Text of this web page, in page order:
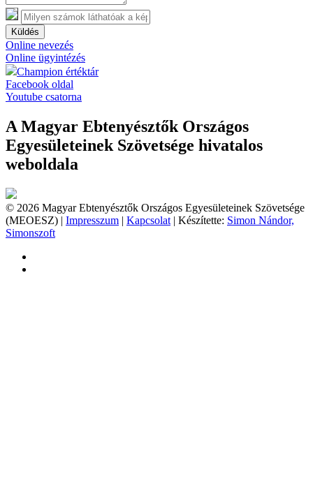
Küldés
Online nevezés
Online ügyintézés
Champion értéktár
Facebook oldal
Youtube csatorna
A Magyar Ebtenyésztők Országos
Egyesületeinek Szövetsége hivatalos
weboldala
© 2026 Magyar Ebtenyésztők Országos Egyesületeinek Szövetsége
(MEOESZ) | Impresszum | Kapcsolat | Készítette: Simon Nándor,
Simonszoft